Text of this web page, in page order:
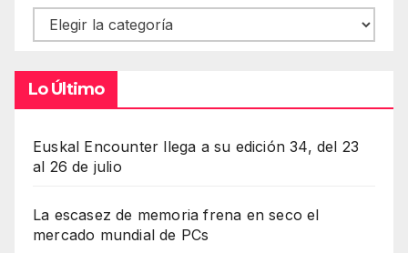
Contenidos
Lo Último
Euskal Encounter llega a su edición 34, del 23
al 26 de julio
La escasez de memoria frena en seco el
mercado mundial de PCs